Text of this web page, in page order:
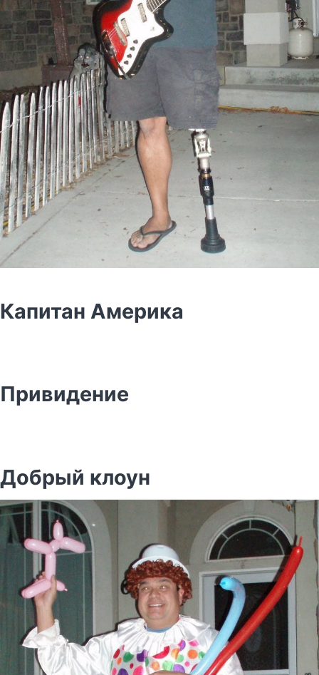
Капитан Америка
Привидение
Добрый клоун